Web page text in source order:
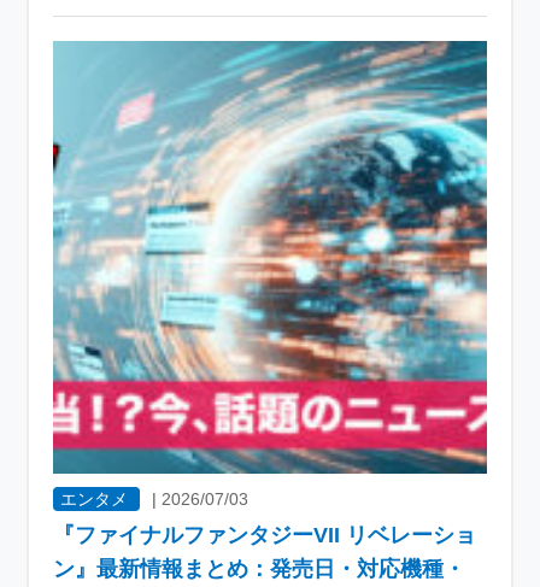
エンタメ | 2026/07/03
『ファイナルファンタジーVII リベレーショ
ン』最新情報まとめ：発売日・対応機種・